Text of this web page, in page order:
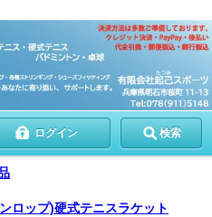
ログイン 検索
ロップ)硬式テニスラケット